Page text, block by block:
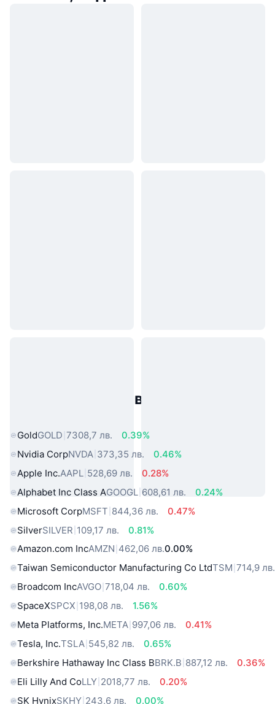
Популярни активи от реалния
GoldGOLD 7308,7 лв.
0.39%
Nvidia CorpNVDA 373,35 лв.
0.46%
Apple Inc.AAPL 528,69 лв.
0.28%
Alphabet Inc Class AGOOGL 608,61 лв.
0.24%
Microsoft CorpMSFT 844,36 лв.
0.47%
SilverSILVER 109,17 лв.
0.81%
Amazon.com IncAMZN 462,06 лв.0.00%
Taiwan Semiconductor Manufacturing Co LtdTSM 714,9 лв.
Broadcom IncAVGO 718,04 лв.
0.60%
SpaceXSPCX 198,08 лв.
1.56%
Meta Platforms, Inc.META 997,06 лв.
0.41%
Tesla, Inc.TSLA 545,82 лв.
0.65%
Berkshire Hathaway Inc Class BBRK.B 887,12 лв.
0.36%
Eli Lilly And CoLLY 2018,77 лв.
0.20%
SK HynixSKHY 243,6 лв.
0.00%